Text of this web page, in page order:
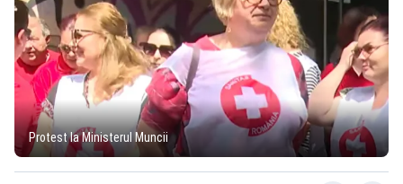
Protest la Ministerul Muncii